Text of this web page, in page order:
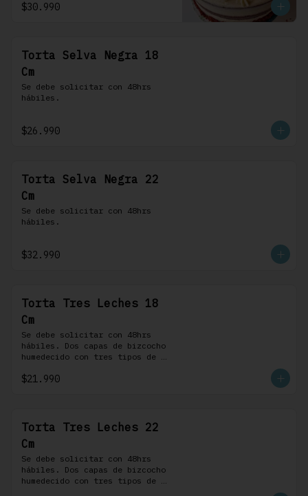
$30.990
Torta Selva Negra 18
Cm
Se debe solicitar con 48hrs
hábiles.
$26.990
Torta Selva Negra 22
Cm
Se debe solicitar con 48hrs
hábiles.
$32.990
Torta Tres Leches 18
Cm
Se debe solicitar con 48hrs
hábiles. Dos capas de bizcocho
humedecido con tres tipos de
pastelera, cubierta con
$21.990
Torta Tres Leches 22
Cm
Se debe solicitar con 48hrs
hábiles. Dos capas de bizcocho
humedecido con tres tipos de